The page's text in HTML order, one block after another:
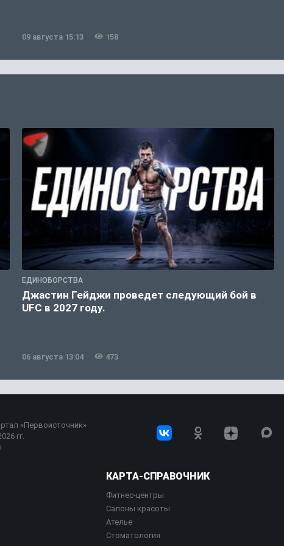
09 августа 15:13 158
ЕДИНОБОРСТВА
Джастин Гейджи проведет следующий бой в
UFC в 2027 году.
06 августа 13:04 473
«Первоисточник»
гг.
КАРТА-СПРАВОЧНИК
Фитнес-центры
Салоны красоты
Ателье
Стоматология